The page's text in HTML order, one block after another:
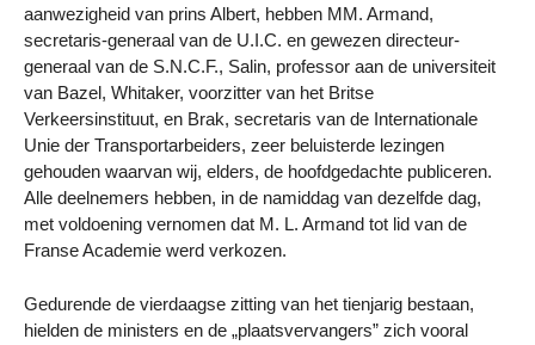
aanwezigheid van prins Albert, hebben MM. Armand,
secretaris-generaal van de U.I.C. en gewezen directeur-
generaal van de S.N.C.F., Salin, professor aan de universiteit
van Bazel, Whitaker, voorzitter van het Britse
Verkeersinstituut, en Brak, secretaris van de Internationale
Unie der Transportarbeiders, zeer beluisterde lezingen
gehouden waarvan wij, elders, de hoofdgedachte publiceren.
Alle deelnemers hebben, in de namiddag van dezelfde dag,
met voldoening vernomen dat M. L. Armand tot lid van de
Franse Academie werd verkozen.
Gedurende de vierdaagse zitting van het tienjarig bestaan,
hielden de ministers en de „plaatsvervangers” zich vooral